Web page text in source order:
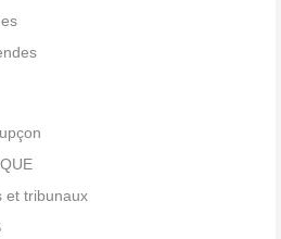
et tribunaux